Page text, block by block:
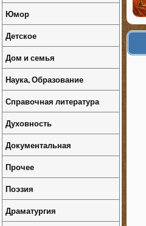
Юмор
Детское
Дом и семья
Наука, Образование
Справочная литература
Духовность
Документальная
Прочее
Поэзия
Драматургия